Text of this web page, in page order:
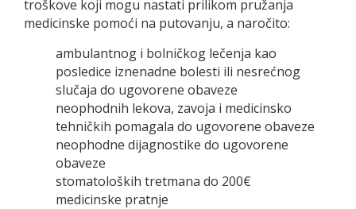
troškove koji mogu nastati prilikom pružanja
medicinske pomoći na putovanju, a naročito:
ambulantnog i bolničkog lečenja kao
posledice iznenadne bolesti ili nesrećnog
slučaja do ugovorene obaveze
neophodnih lekova, zavoja i medicinsko
tehničkih pomagala do ugovorene obaveze
neophodne dijagnostike do ugovorene
obaveze
stomatoloških tretmana do 200€
medicinske pratnje